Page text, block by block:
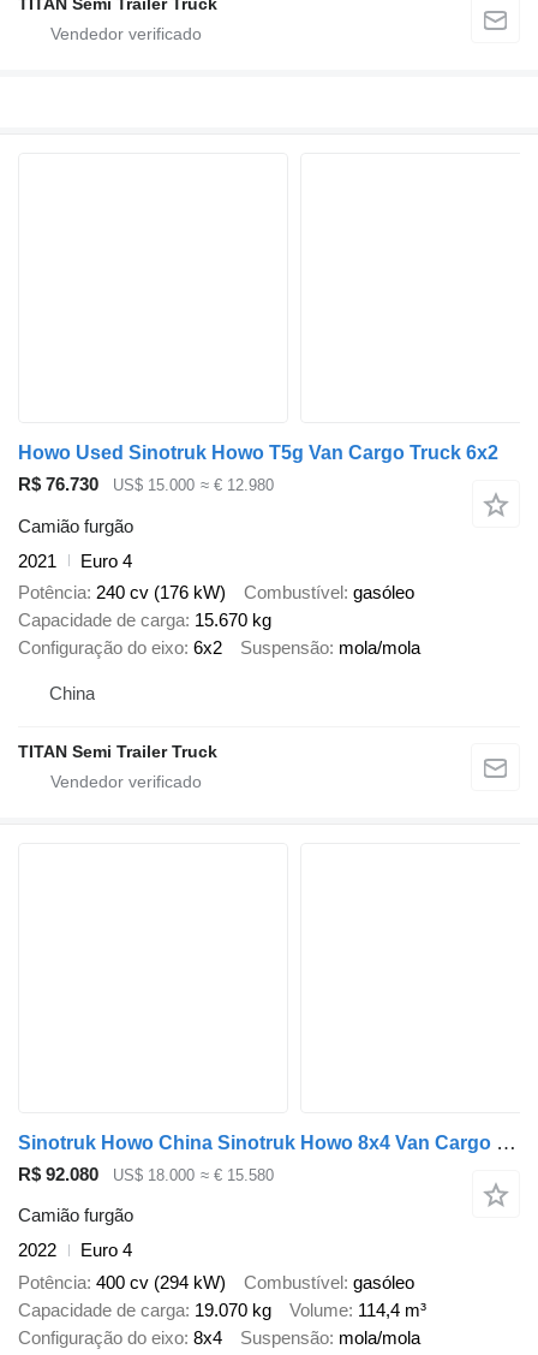
Howo Used Sinotruk Howo T5g Van Cargo Truck 6x2
R$ 76.730
US$ 15.000 ≈ € 12.980
Camião furgão
2021
Euro 4
Potência 240 cv (176 kW) Combustível gasóleo
Capacidade de carga 15.670 kg
Configuração do eixo 6x2 Suspensão mola/mola
China
TITAN Semi Trailer Truck
Sinotruk Howo China Sinotruk Howo 8x4 Van Cargo Truck 400hp
R$ 92.080 US$ 18.000 ≈ € 15.580
Camião furgão
2022
Euro 4
Potência 400 cv (294 kW) Combustível gasóleo
Capacidade de carga 19.070 kg Volume 114,4 m³
Configuração do eixo 8x4 Suspensão mola/mola